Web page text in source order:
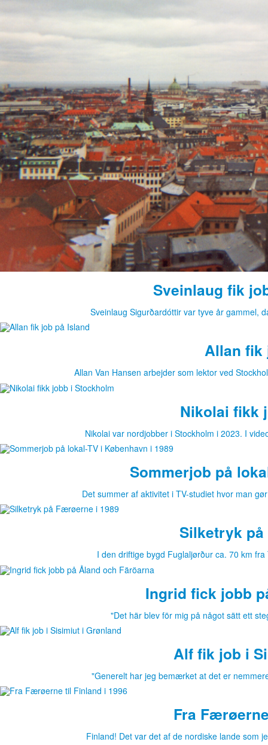
Sveinlaug fik
Sveinlaug Sigurðardóttir var tyve år gammel,
Allan fik
Allan Van Hansen arbejder som lektor ved
Nikolai fikk
Nikolai var nordjobber i Stockholm i 2023. I
Sommerjob på
Det summer af aktivitet i TV-studiet hvor man
Silketryk
I den driftige bygd Fuglaljørður ca. 70 km
Ingrid fick jobb
"Det här blev för mig på något sätt ett
Alf fik job i
"Generelt har jeg bemærket at det er
Fra
Finland! Det var det af de nordiske lande som